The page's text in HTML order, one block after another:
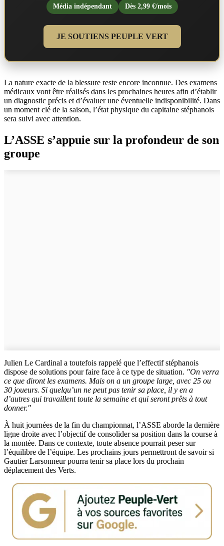
Média indépendant Dès 2,99 €/mois
JE SOUTIENS PEUPLE VERT
La nature exacte de la blessure reste encore inconnue. Des examens
médicaux vont être réalisés dans les prochaines heures afin d’établir
un diagnostic précis et d’évaluer une éventuelle indisponibilité. Dans
un moment clé de la saison, l’état physique du capitaine stéphanois
sera suivi avec attention.
L’ASSE s’appuie sur la profondeur de son
groupe
Julien Le Cardinal a toutefois rappelé que l’effectif stéphanois
dispose de solutions pour faire face à ce type de situation. "On verra
ce que diront les examens. Mais on a un groupe large, avec 25 ou
30 joueurs. Si quelqu’un ne peut pas tenir sa place, il y en a
d’autres qui travaillent toute la semaine et qui seront prêts à tout
donner."
À huit journées de la fin du championnat, l’ASSE aborde la dernière
ligne droite avec l’objectif de consolider sa position dans la course à
la montée. Dans ce contexte, toute absence pourrait peser sur
l’équilibre de l’équipe. Les prochains jours permettront de savoir si
Gautier Larsonneur pourra tenir sa place lors du prochain
déplacement des Verts.